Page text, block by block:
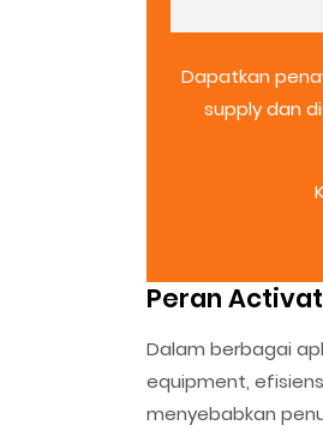
Dapatkan
supply dan
Peran
Dalam berbagai
equipment,
menyebabkan